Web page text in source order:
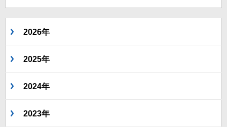
2026年
2025年
2024年
2023年